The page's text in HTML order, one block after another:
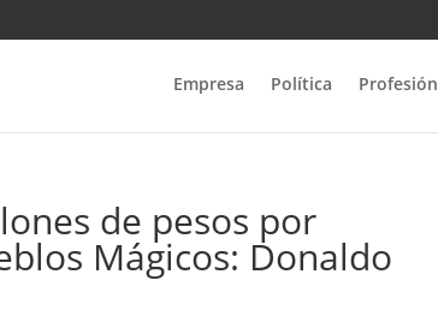
Empresa Política Profesión
de pesos por
Mágicos: Donaldo